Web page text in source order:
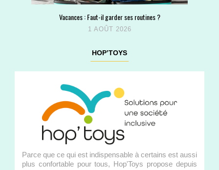
Vacances : Faut-il garder ses routines ?
1 AOÛT 2026
HOP’TOYS
Parce que ce qui est indispensable à certains est aussi
plus confortable pour tous, Hop'Toys propose depuis